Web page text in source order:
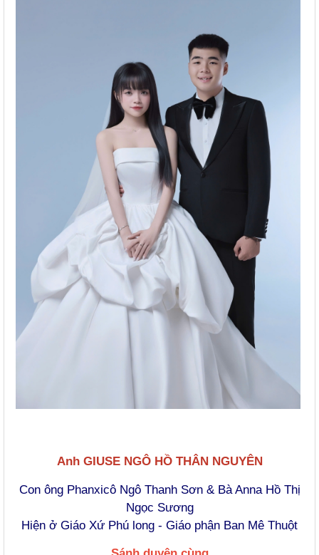
Anh GIUSE NGÔ HỒ THÂN NGUYÊN
Con ông Phanxicô Ngô Thanh Sơn & Bà Anna Hồ Thị
Ngọc Sương
Hiện ở Giáo Xứ Phú long - Giáo phận Ban Mê Thuột